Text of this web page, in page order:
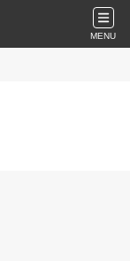
MENU